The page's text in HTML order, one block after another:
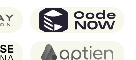
CodeNOW
Aptien